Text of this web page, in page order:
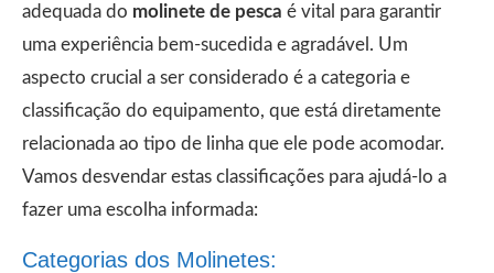
adequada do molinete de pesca é vital para garantir
uma experiência bem-sucedida e agradável. Um
aspecto crucial a ser considerado é a categoria e
classificação do equipamento, que está diretamente
relacionada ao tipo de linha que ele pode acomodar.
Vamos desvendar estas classificações para ajudá-lo a
fazer uma escolha informada:
Categorias dos Molinetes: